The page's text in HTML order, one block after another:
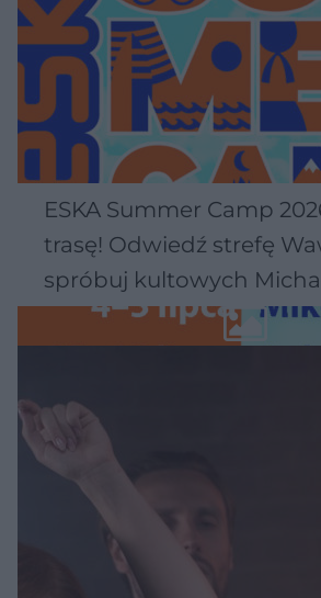
ESKA Summer Camp
trasę! Odwiedź strefę
spróbuj kultowych
Wawelu